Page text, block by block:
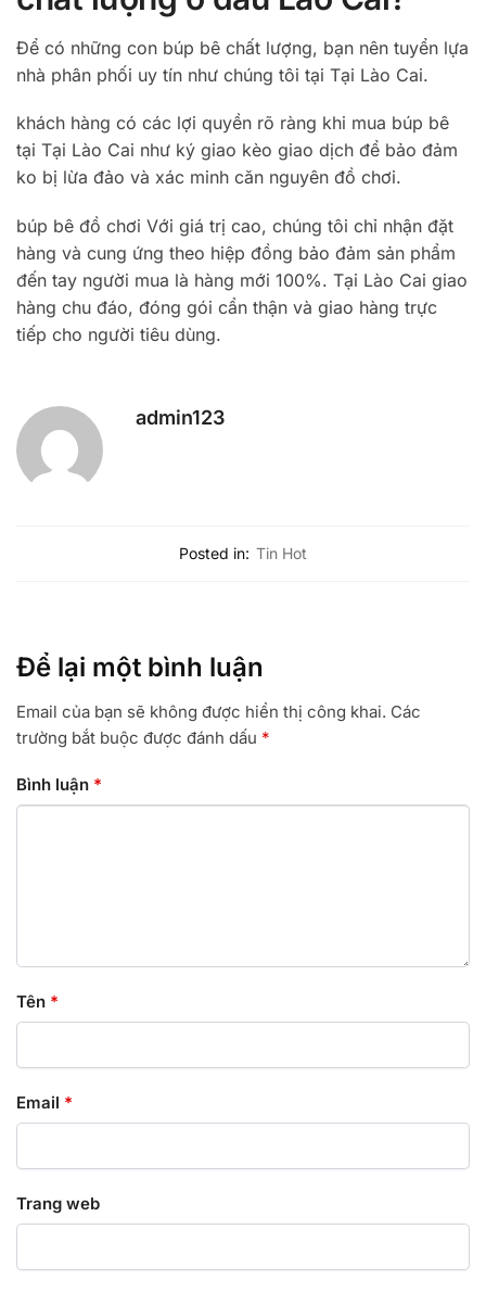
Để có những con búp bê chất lượng, bạn nên tuyển lựa
nhà phân phối uy tín như chúng tôi tại Tại Lào Cai.
khách hàng có các lợi quyền rõ ràng khi mua búp bê
tại Tại Lào Cai như ký giao kèo giao dịch để bảo đảm
ko bị lừa đảo và xác minh căn nguyên đồ chơi.
búp bê đồ chơi Với giá trị cao, chúng tôi chỉ nhận đặt
hàng và cung ứng theo hiệp đồng bảo đảm sản phẩm
đến tay người mua là hàng mới 100%. Tại Lào Cai giao
hàng chu đáo, đóng gói cẩn thận và giao hàng trực
tiếp cho người tiêu dùng.
admin123
Posted in: Tin Hot
Để lại một bình luận
Email của bạn sẽ không được hiển thị công khai. Các
trường bắt buộc được đánh dấu *
Bình luận *
Tên *
Email *
Trang web